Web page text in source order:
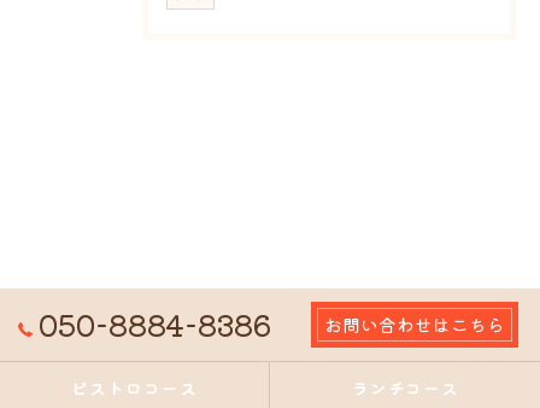
050-8884-8386 お問い合わせはこちら
ビストロコース ランチコース